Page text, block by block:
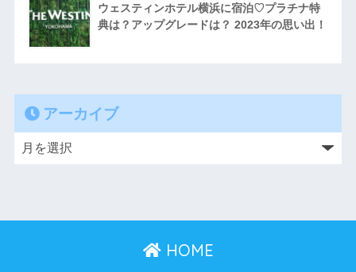
ウェスティンホテル横浜に宿泊♡プラチナ特
典は？アップグレードは？ 2023年の思い出！
アーカイブ
HOME